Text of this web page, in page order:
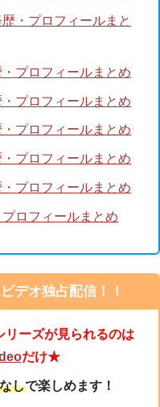
・プロフィールまと
プロフィールまとめ
プロフィールまとめ
プロフィールまとめ
プロフィールまとめ
プロフィールまとめ
ロフィールまとめ
デオ独占配信！！
リーズが見られるのは
だけ★
しで楽しめます！